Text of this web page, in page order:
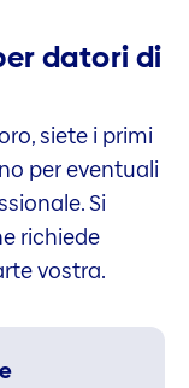
datori di
siete i primi
per eventuali
Si
richiede
vostra.